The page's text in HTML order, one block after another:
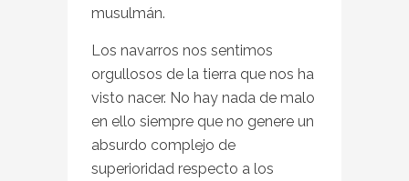
musulmán.
Los navarros nos sentimos
orgullosos de la tierra que nos ha
visto nacer. No hay nada de malo
en ello siempre que no genere un
absurdo complejo de
superioridad respecto a los